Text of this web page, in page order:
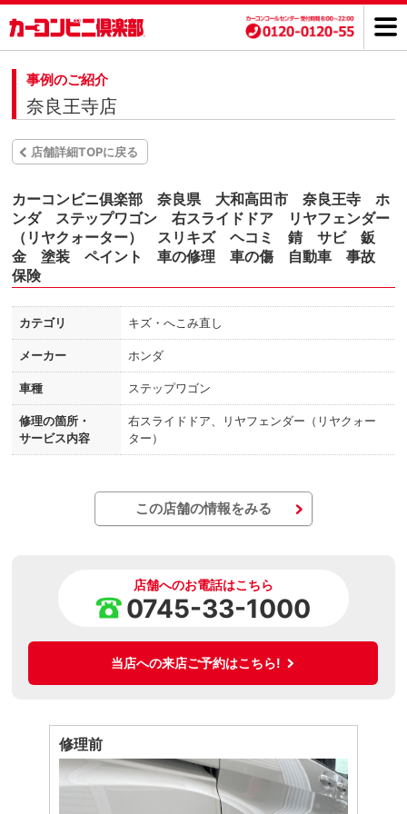
事例のご紹介
奈良王寺店
店舗詳細TOPに戻る
カーコンビニ俱楽部 奈良県 大和高田市 奈良王寺 ホ
ンダ ステップワゴン 右スライドドア リヤフェンダー
（リヤクォーター） スリキズ ヘコミ 錆 サビ 鈑
金 塗装 ペイント 車の修理 車の傷 自動車 事故
保険
カテゴリ キズ・へこみ直し
メーカー ホンダ
車種 ステップワゴン
修理の箇所・
サービス内容
右スライドドア、リヤフェンダー（リヤクォー
ター）
この店舗の情報をみる
店舗へのお電話はこちら
0745-33-1000
当店への来店ご予約はこちら!
修理前